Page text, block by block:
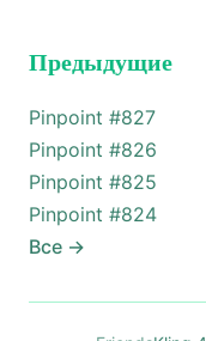
Предыдущие
Pinpoint #827
Pinpoint #826
Pinpoint #825
Pinpoint #824
Все →